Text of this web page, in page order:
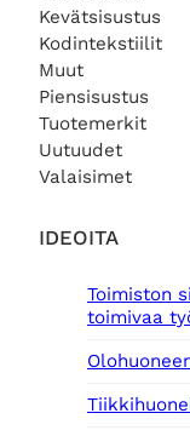
Kevätsisustus
Kodintekstiilit
Muut
Piensisustus
Tuotemerkit
Uutuudet
Valaisimet
IDEOITA
Toimiston
toimivaa